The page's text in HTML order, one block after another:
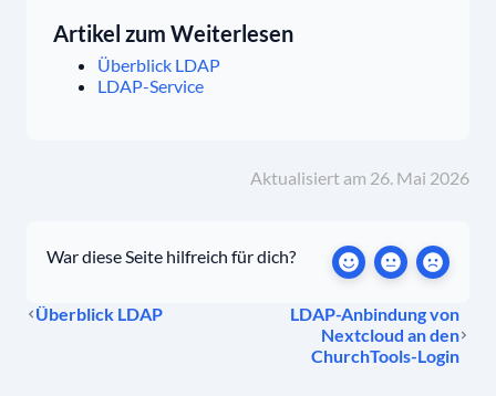
Artikel zum Weiterlesen
Überblick LDAP
LDAP-Service
Aktualisiert am 26. Mai 2026
War diese Seite hilfreich für dich?
Überblick LDAP
LDAP-Anbindung von
Nextcloud an den
ChurchTools-Login